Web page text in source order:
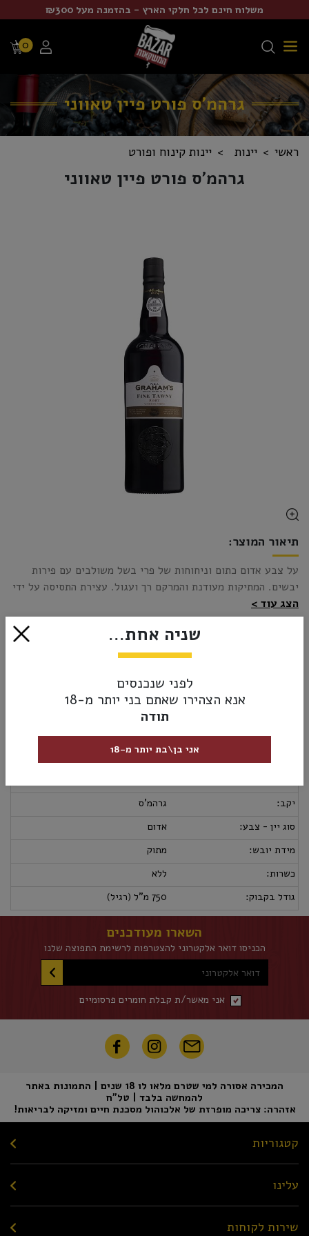
משלוח חינם לכל חלקי הארץ - בהזמנה מעל ₪300
0
גרהמ'ס פורט פיין טאווני
ראשי יינות יינות קינוח ופורט
גרהמ'ס פורט פיין טאווני
תיאור המוצר:
על צבע אדום כתום וניחוחות של פרי בשל משולבים עם פירות
יבשים. המתיקות מעודנת והמרקם רך ועגול. עצירת התסיסה על ידי
גדולות
הצג עוד
₪79.00
מק”ט:7290100941416
יקב:
גרהמ'ס
סוג יין - צבע:
אדום
מידת יובש:
מתוק
כשרות:
ללא
גודל בקבוק:
750 מ"ל (רגיל)
השארו מעודכנים
הכניסו דואר אלקטרוני להצטרפות לרשימת התפוצה שלנו
דואר אלקטרוני
אני מאשר/ת קבלת חומרים פרסומיים
המכירה אסורה למי שטרם מלאו לו 18 שנים | התמונות באתר
להמחשה בלבד | טל"ח
אזהרה: צריכה מופרזת של אלכוהול מסכנת חיים ומזיקה לבריאות!
קטגוריות
עלינו
שירות לקוחות
שניה אחת...
לפני שנכנסים
אנא הצהירו שאתם בני יותר מ-18
תודה
אני בן\בת יותר מ-18